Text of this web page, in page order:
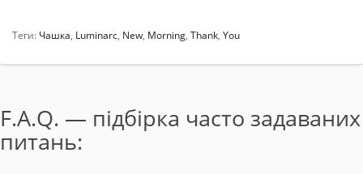
Теги: Чашка, Luminarc, New, Morning, Thank, You
F.A.Q. — підбірка часто задаваних
питань: